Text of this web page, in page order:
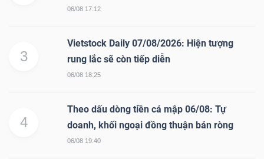
06/08 17:12
3
Vietstock Daily 07/08/2026: Hiện tượng
rung lắc sẽ còn tiếp diễn
06/08 18:25
4
Theo dấu dòng tiền cá mập 06/08: Tự
doanh, khối ngoại đồng thuận bán ròng
06/08 19:40